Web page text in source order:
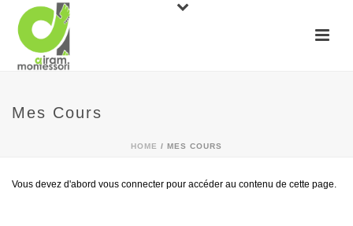
Mes Cours
HOME / MES COURS
Vous devez d'abord vous connecter pour accéder au contenu de cette page.